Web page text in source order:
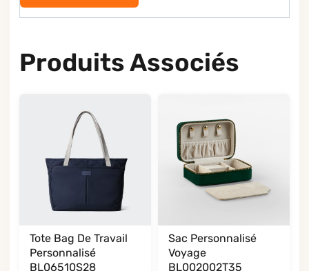
Produits Associés
Tote Bag De Travail
Personnalisé
BL06510S28
Sac Personnalisé
Voyage
BL002002T35